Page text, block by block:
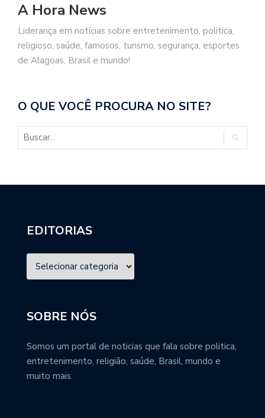
A Hora News
Liderança em notícias sobre entretenimento, politica,
religioso, saúde, famosos, turismo, segurança, esportes
de Alagoas, Brasil e mundo!
O QUE VOCÊ PROCURA NO SITE?
EDITORIAS
SOBRE NÓS
Somos um portal de noticias que fala sobre politica,
entretenimento, religião, saúde, Brasil, mundo e
muito mais.